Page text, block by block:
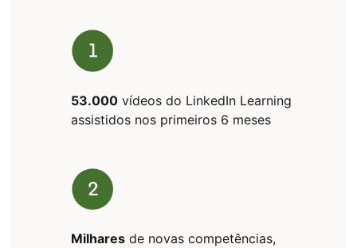
53.000vídeos do LinkedIn Learning
assistidos nos primeiros 6 meses
Milharesde novas competências,